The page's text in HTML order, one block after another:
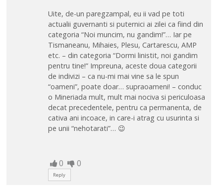
Uite, de-un paregzampal, eu ii vad pe toti
actualii guvernanti si puternici ai zilei ca fiind din
categoria “Noi muncim, nu gandim!”… Iar pe
Tismaneanu, Mihaies, Plesu, Cartarescu, AMP
etc. – din categoria “Dormi linistit, noi gandim
pentru tine!” Impreuna, aceste doua categorii
de indivizi – ca nu-mi mai vine sa le spun
“oameni”, poate doar… supraoameni! – conduc
o Mineriada mult, mult mai nociva si periculoasa
decat precedentele, pentru ca permanenta, de
cativa ani incoace, in care-i atrag cu usurinta si
pe unii “nehotarati”… 😉
0 0
Reply